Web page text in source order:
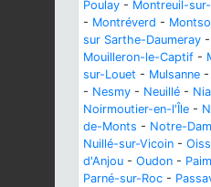
Poulay - Montreuil-
- Montréverd -
sur Sarthe-Daumeray -
Mouilleron-le-Captif -
sur-Louet - Mulsanne -
- Nesmy - Neuillé -
Noirmoutier-en-l'Île -
de-Monts - Notre-
Nuillé-sur-Vicoin -
d'Anjou - Oudon -
Parné-sur-Roc -